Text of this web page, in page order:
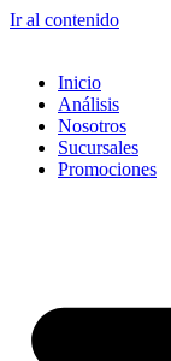
Ir al contenido
Inicio
Análisis
Nosotros
Sucursales
Promociones